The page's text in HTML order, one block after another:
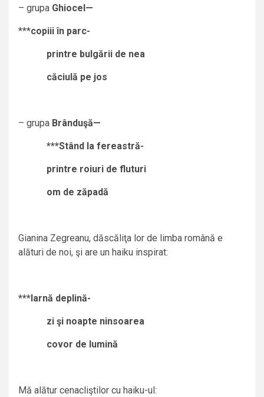
– grupa Ghiocel—
***copiii în parc-
printre bulgării de nea
căciulă pe jos
– grupa Brânduşă—
***Stând la fereastră-
printre roiuri de fluturi
om de zăpadă
Gianina Zegreanu, dăscăliţa lor de limba română e
alături de noi, şi are un haiku inspirat:
***Iarnă deplină-
zi şi noapte ninsoarea
covor de lumină
Mă alătur cenacliştilor cu haiku-ul: